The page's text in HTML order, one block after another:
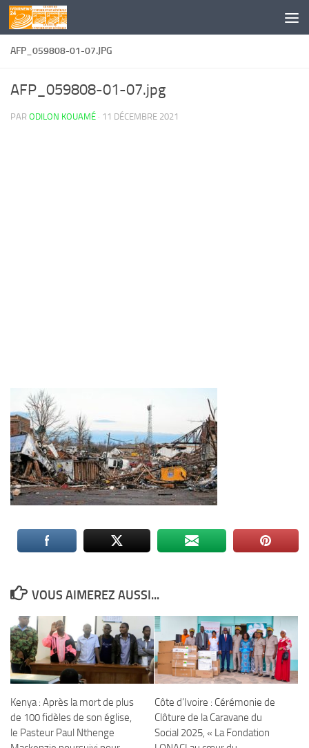
Skip to content
AFP_059808-01-07.JPG
AFP_059808-01-07.jpg
PAR ODILON KOUAMÉ · 11 DÉCEMBRE 2021
VOUS AIMEREZ AUSSI...
Kenya : Après la mort de plus
de 100 fidèles de son église,
le Pasteur Paul Nthenge
Côte d’Ivoire : Cérémonie de
Clôture de la Caravane du
Social 2025, « La Fondation